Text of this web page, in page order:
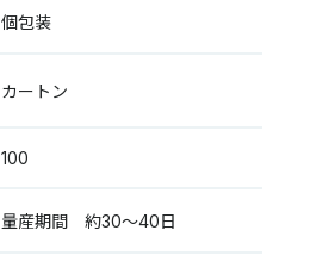
個包装
カートン
100
量産期間 約30～40日